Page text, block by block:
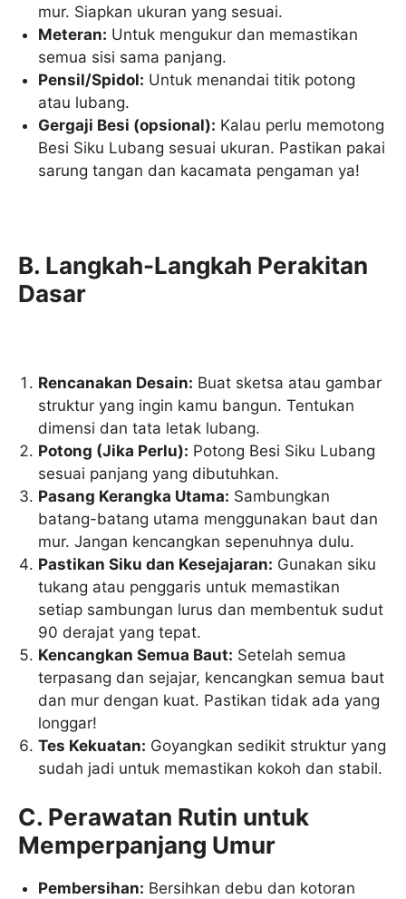
mur. Siapkan ukuran yang sesuai.
Meteran: Untuk mengukur dan memastikan
semua sisi sama panjang.
Pensil/Spidol: Untuk menandai titik potong
atau lubang.
Gergaji Besi (opsional): Kalau perlu memotong
Besi Siku Lubang sesuai ukuran. Pastikan pakai
sarung tangan dan kacamata pengaman ya!
B. Langkah-Langkah Perakitan
Dasar
Rencanakan Desain: Buat sketsa atau gambar
struktur yang ingin kamu bangun. Tentukan
dimensi dan tata letak lubang.
Potong (Jika Perlu): Potong Besi Siku Lubang
sesuai panjang yang dibutuhkan.
Pasang Kerangka Utama: Sambungkan
batang-batang utama menggunakan baut dan
mur. Jangan kencangkan sepenuhnya dulu.
Pastikan Siku dan Kesejajaran: Gunakan siku
tukang atau penggaris untuk memastikan
setiap sambungan lurus dan membentuk sudut
90 derajat yang tepat.
Kencangkan Semua Baut: Setelah semua
terpasang dan sejajar, kencangkan semua baut
dan mur dengan kuat. Pastikan tidak ada yang
longgar!
Tes Kekuatan: Goyangkan sedikit struktur yang
sudah jadi untuk memastikan kokoh dan stabil.
C. Perawatan Rutin untuk
Memperpanjang Umur
Pembersihan: Bersihkan debu dan kotoran